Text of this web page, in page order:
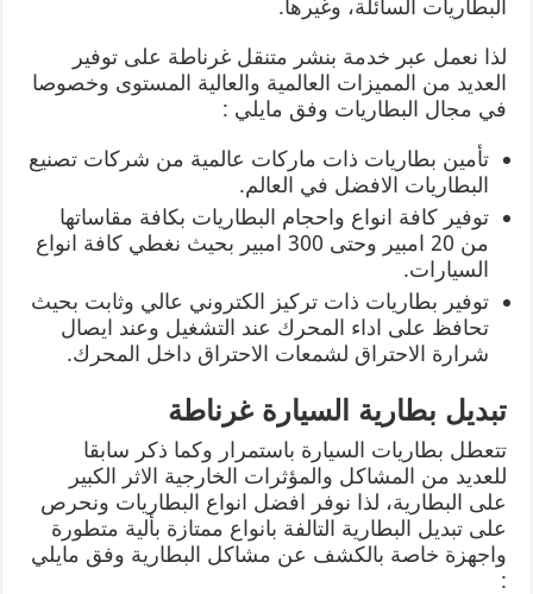
البطاريات السائلة، وغيرها.
لذا نعمل عبر خدمة بنشر متنقل غرناطة على توفير
العديد من المميزات العالمية والعالية المستوى وخصوصا
في مجال البطاريات وفق مايلي :
تأمين بطاريات ذات ماركات عالمية من شركات تصنيع
البطاريات الافضل في العالم.
توفير كافة انواع واحجام البطاريات بكافة مقاساتها
من 20 امبير وحتى 300 امبير بحيث نغطي كافة انواع
السيارات.
توفير بطاريات ذات تركيز الكتروني عالي وثابت بحيث
تحافظ على اداء المحرك عند التشغيل وعند ايصال
شرارة الاحتراق لشمعات الاحتراق داخل المحرك.
تبديل بطارية السيارة غرناطة
تتعطل بطاريات السيارة باستمرار وكما ذكر سابقا
للعديد من المشاكل والمؤثرات الخارجية الاثر الكبير
على البطارية، لذا نوفر افضل انواع البطاريات ونحرص
على تبديل البطارية التالفة بانواع ممتازة بألية متطورة
واجهزة خاصة بالكشف عن مشاكل البطارية وفق مايلي
: